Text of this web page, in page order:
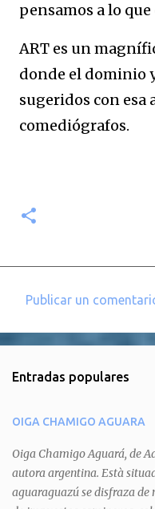
pensamos a lo
ART es un
donde el dominio
sugeridos con esa
comediógrafos.
e
t
a
r
i
Publicar un
Entradas populares
OIGA CHAMIGO AGUARA
Oiga Chamigo Aguará, de
autora argentina. Està
aguaraguazú se disfraza